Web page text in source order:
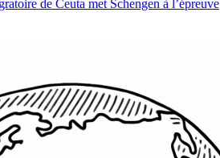
de Ceuta met Schengen à l’épreuve